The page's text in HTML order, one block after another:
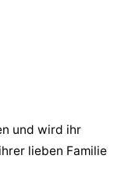
und wird ihr
lieben Familie